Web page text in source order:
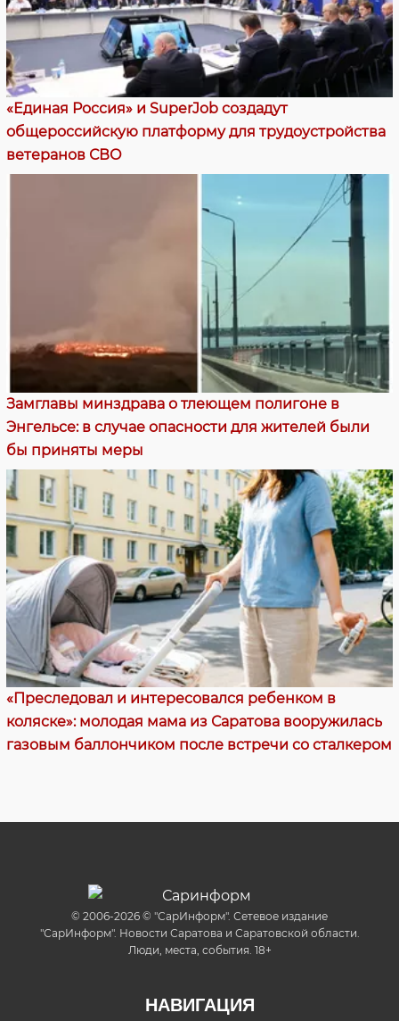
«Единая Россия» и SuperJob создадут
общероссийскую платформу для трудоустройства
ветеранов СВО
Замглавы минздрава о тлеющем полигоне в
Энгельсе: в случае опасности для жителей были
бы приняты меры
«Преследовал и интересовался ребенком в
коляске»: молодая мама из Саратова вооружилась
газовым баллончиком после встречи со сталкером
© 2006-2026 © "СарИнформ". Сетевое издание
"СарИнформ". Новости Саратова и Саратовской области.
Люди, места, события. 18+
НАВИГАЦИЯ